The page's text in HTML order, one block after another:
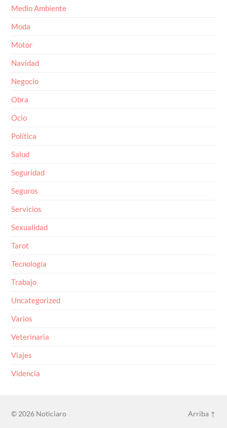
Medio Ambiente
Moda
Motor
Navidad
Negocio
Obra
Ocio
Política
Salud
Seguridad
Seguros
Servicios
Sexualidad
Tarot
Tecnología
Trabajo
Uncategorized
Varios
Veterinaria
Viajes
Videncia
© 2026 Noticiaro Arriba ↑